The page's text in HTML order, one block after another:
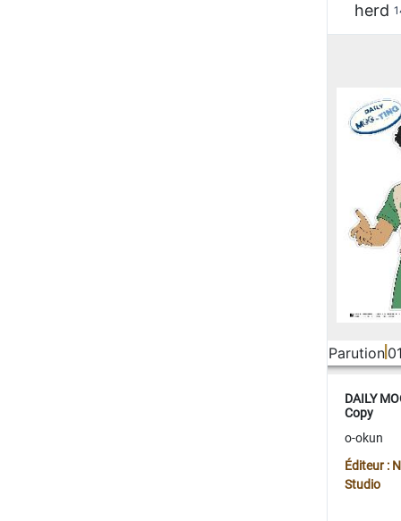
herd
Parution
DAILY
Copy
o-okun
Éditeur :
Studio